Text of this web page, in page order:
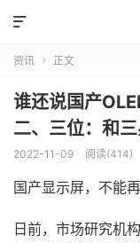

资讯  正文
谁还说国产
二、三位：和
2022-11-09 阅读(414)
国产显示屏，不能
日前，市场研究机